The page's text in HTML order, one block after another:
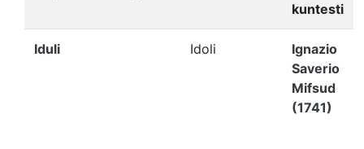
kuntesti
Iduli Idoli
Ignazio
Saverio
Mifsud
(1741)